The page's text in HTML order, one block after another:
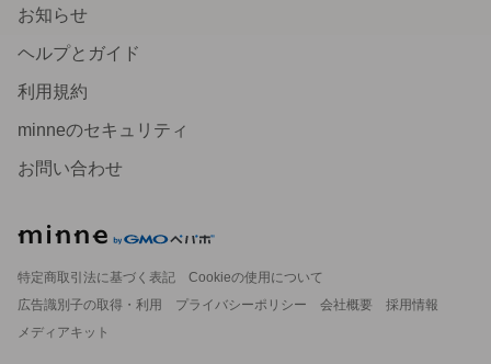
お知らせ
ヘルプとガイド
利用規約
minneのセキュリティ
お問い合わせ
特定商取引法に基づく表記
Cookieの使用について
広告識別子の取得・利用
プライバシーポリシー 会社概要
採用情報
メディアキット